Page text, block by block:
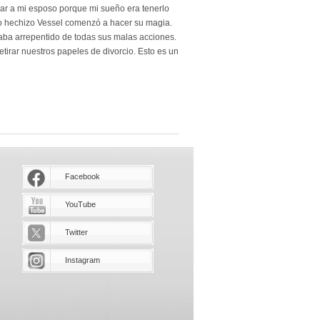
a mi esposo porque mi sueño era tenerlo
Vessel comenzó a hacer su magia.
arrepentido de todas sus malas acciones.
nuestros papeles de divorcio. Esto es un
Facebook
YouTube
Twitter
Instagram